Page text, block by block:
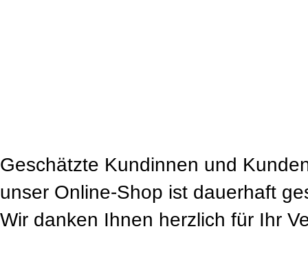
Geschätzte Kundinnen und
unser Online-Shop ist dauerhaft
Wir danken Ihnen herzlich für Ihr